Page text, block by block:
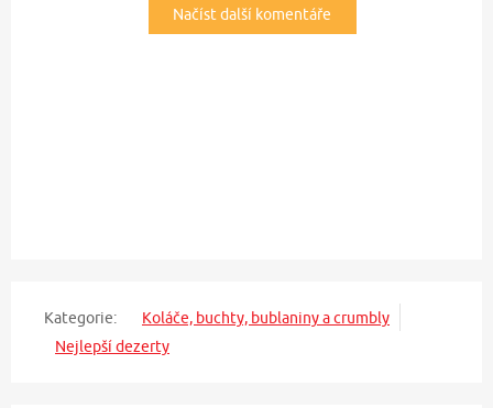
Načíst další komentáře
Kategorie:
Koláče, buchty, bublaniny a crumbly
Nejlepší dezerty